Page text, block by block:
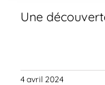
Une
4 avril 2024